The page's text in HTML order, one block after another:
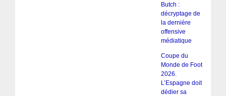
Butch :
décryptage de
la dernière
offensive
médiatique
Coupe du
Monde de Foot
2026.
L’Espagne doit
dédier sa